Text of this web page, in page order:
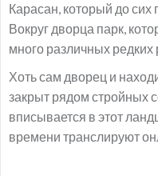
Карасан, который до
Вокруг дворца парк,
много различных редких
Хоть сам дворец и
закрыт рядом стройных
вписывается в этот
времени транслируют